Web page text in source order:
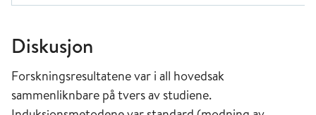
Diskusjon
Forskningsresultatene var i all hovedsak
sammenliknbare på tvers av studiene.